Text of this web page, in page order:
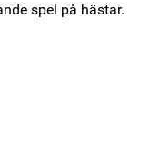
spel på hästar.